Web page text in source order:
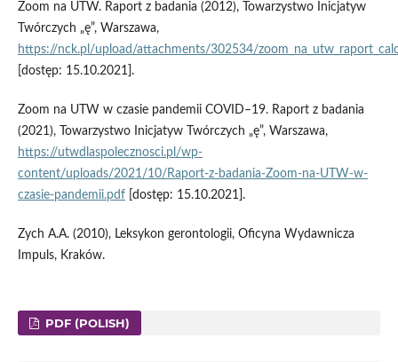
Zoom na UTW. Raport z badania (2012), Towarzystwo Inicjatyw
Twórczych „ę”, Warszawa,
https://nck.pl/upload/attachments/302534/
[dostęp: 15.10.2021].
Zoom na UTW w czasie pandemii COVID–19. Raport z badania
(2021), Towarzystwo Inicjatyw Twórczych „ę”, Warszawa,
https://utwdlaspolecznosci.pl/wp-
content/uploads/2021/10/Raport-z-badania-Zoom-na-UTW-w-
czasie-pandemii.pdf[dostęp: 15.10.2021].
Zych A.A. (2010), Leksykon gerontologii, Oficyna Wydawnicza
Impuls, Kraków.
PDF (POLISH)